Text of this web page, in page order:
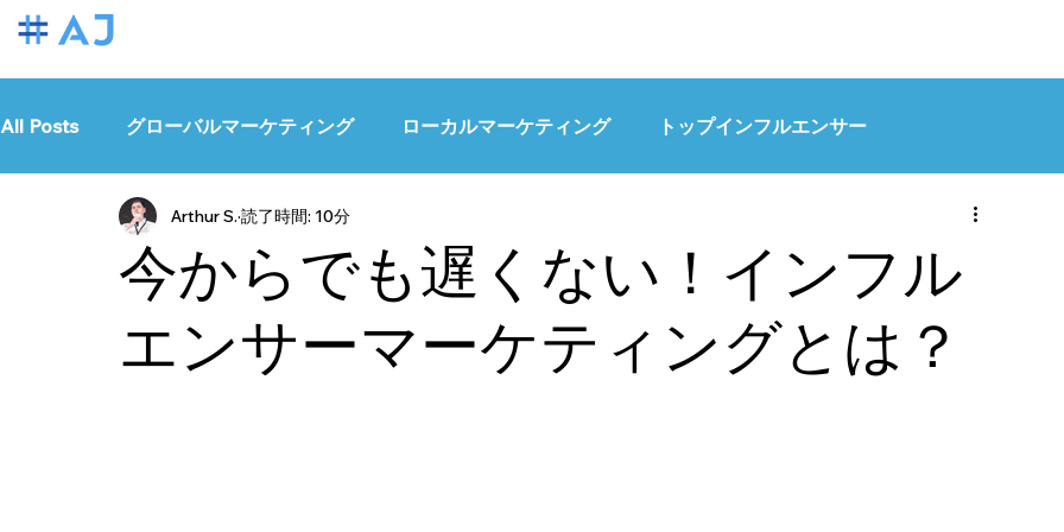
All Posts グローバルマーケティング ローカルマーケティング トップインフルエンサー
クリエイターガイド
今からでも遅くない！インフル
エンサーマーケティングとは？
Arthur S. 読了時間: 10分